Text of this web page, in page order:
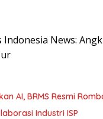
News:
AI, BRMS Resmi
Industri ISP